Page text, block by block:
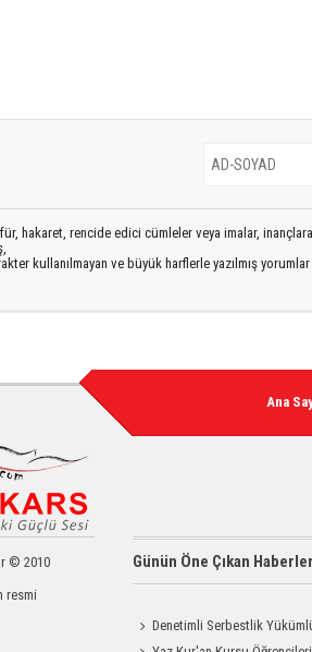
hakaret, rencide edici cümleler veya imalar,
kullanılmayan ve büyük harflerle yazılmış
Ana
© 2010
resmi
Günün Öne Çıkan
Denetimli Serbestlik